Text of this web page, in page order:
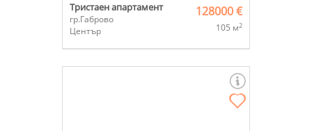
Тристаен апартамент
гр.Габрово
Център
128000 €
105 м2